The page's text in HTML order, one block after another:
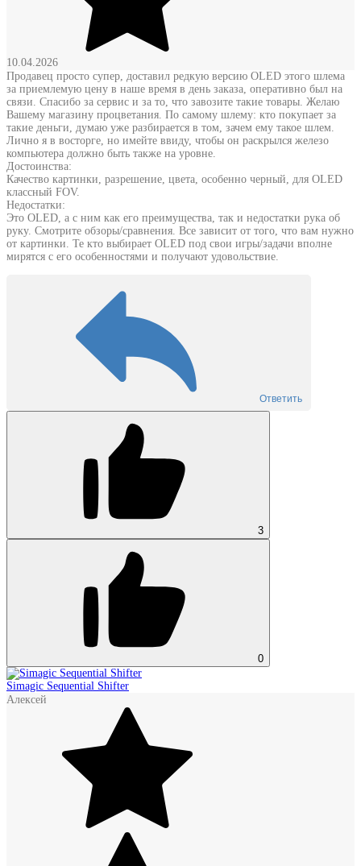
10.04.2026
Продавец просто супер, доставил редкую версию OLED этого шлема
за приемлемую цену в наше время в день заказа, оперативно был на
связи. Спасибо за сервис и за то, что завозите такие товары. Желаю
Вашему магазину процветания. По самому шлему: кто покупает за
такие деньги, думаю уже разбирается в том, зачем ему такое шлем.
Лично я в восторге, но имейте ввиду, чтобы он раскрылся железо
компьютера должно быть также на уровне.
Достоинства:
Качество картинки, разрешение, цвета, особенно черный, для OLED
классный FOV.
Недостатки:
Это OLED, а с ним как его преимущества, так и недостатки рука об
руку. Смотрите обзоры/сравнения. Все зависит от того, что вам нужно
от картинки. Те кто выбирает OLED под свои игры/задачи вполне
мирятся с его особенностями и получают удовольствие.
Ответить
3
0
Simagic Sequential Shifter
Алексей